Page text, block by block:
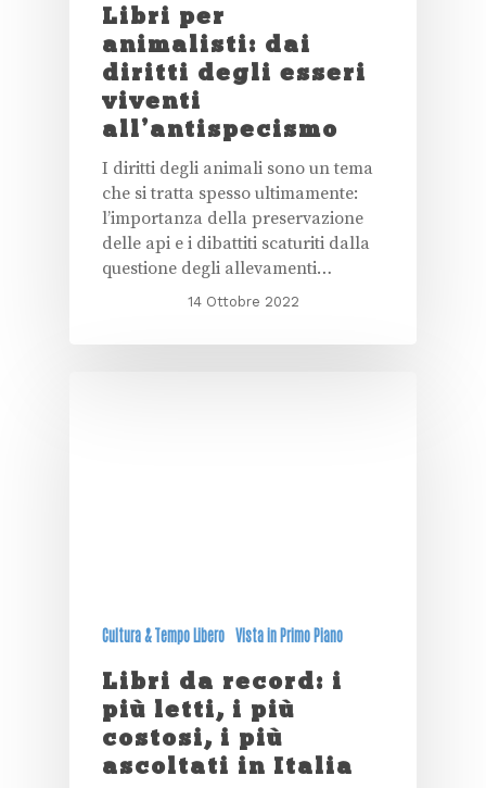
Libri per
animalisti: dai
diritti degli esseri
viventi
all’antispecismo
I diritti degli animali sono un tema
che si tratta spesso ultimamente:
l’importanza della preservazione
delle api e i dibattiti scaturiti dalla
questione degli allevamenti…
14 Ottobre 2022
Cultura & Tempo Libero Vista in Primo Piano
Libri da record: i
più letti, i più
costosi, i più
ascoltati in Italia